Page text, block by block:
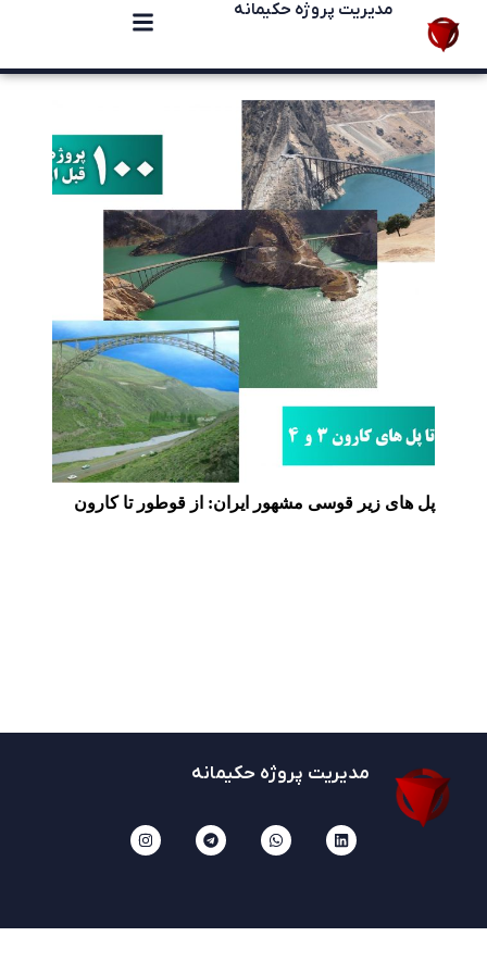
مدیریت پروژه حکیمانه
پل های زیر قوسی مشهور ایران: از قوطور تا کارون
مدیریت پروژه حکیمانه